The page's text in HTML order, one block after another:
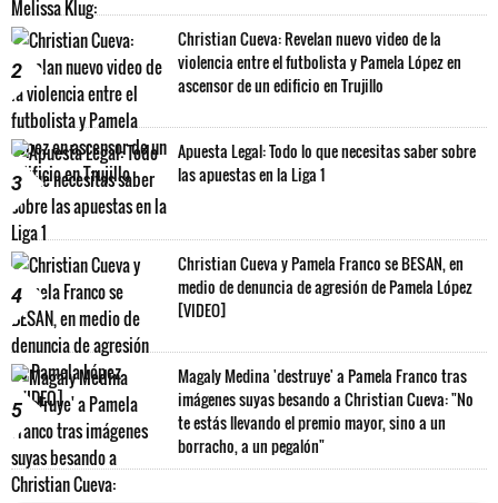
2
Christian Cueva: Revelan nuevo video de la
violencia entre el futbolista y Pamela López en
ascensor de un edificio en Trujillo
3
Apuesta Legal: Todo lo que necesitas saber sobre
las apuestas en la Liga 1
4
Christian Cueva y Pamela Franco se BESAN, en
medio de denuncia de agresión de Pamela López
[VIDEO]
5
Magaly Medina 'destruye' a Pamela Franco tras
imágenes suyas besando a Christian Cueva: "No
te estás llevando el premio mayor, sino a un
borracho, a un pegalón"